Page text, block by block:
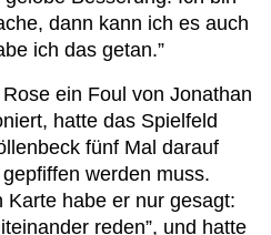
dann kann ich es auch
ich das getan.”
ein Foul von Jonathan
hatte das Spielfeld
fünf Mal darauf
werden muss.
Karte habe er nur gesagt:
reden”, und hatte